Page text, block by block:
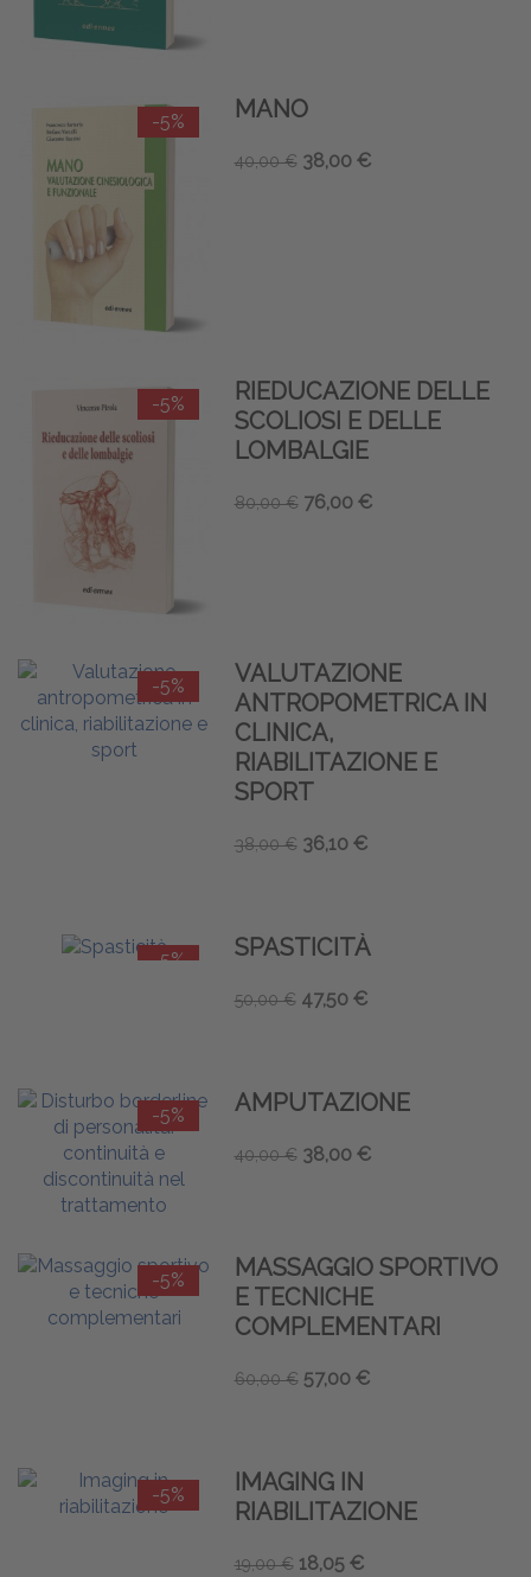
-5% MANO
40,00 € 38,00 €
-5%
RIEDUCAZIONE DELLE
SCOLIOSI E DELLE
LOMBALGIE
80,00 € 76,00 €
-5%
VALUTAZIONE
ANTROPOMETRICA IN
CLINICA,
RIABILITAZIONE E
SPORT
38,00 € 36,10 €
-5% SPASTICITÀ
50,00 € 47,50 €
-5% AMPUTAZIONE
40,00 € 38,00 €
-5%
MASSAGGIO SPORTIVO
E TECNICHE
COMPLEMENTARI
60,00 € 57,00 €
-5%
IMAGING IN
RIABILITAZIONE
19,00 € 18,05 €